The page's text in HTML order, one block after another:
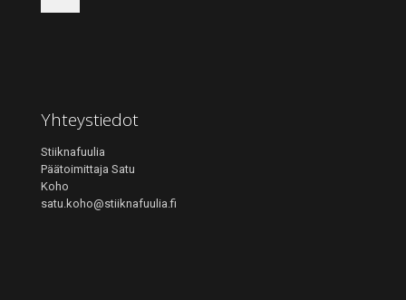
Yhteystiedot
Stiiknafuulia
Päätoimittaja Satu
Koho
satu.koho@stiiknafuulia.fi